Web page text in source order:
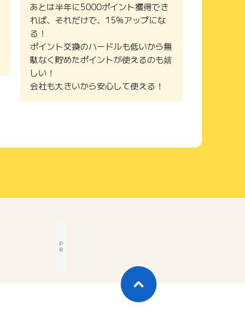
あとは半年に5000ポイント獲得でき
れば、それだけで、15%アップにな
る！
ポイント交換のハードルも低いから無
駄なく貯めたポイントが使えるのも嬉
しい！
会社も大きいから安心して使える！
P
R